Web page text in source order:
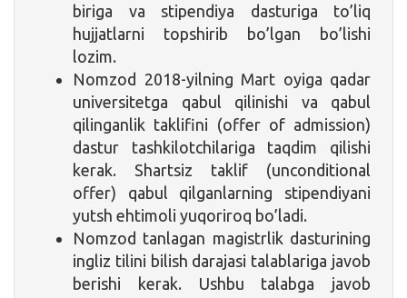
biriga va stipendiya dasturiga to’liq
hujjatlarni topshirib bo’lgan bo’lishi
lozim.
Nomzod 2018-yilning Mart oyiga qadar
universitetga qabul qilinishi va qabul
qilinganlik taklifini (offer of admission)
dastur tashkilotchilariga taqdim qilishi
kerak. Shartsiz taklif (unconditional
offer) qabul qilganlarning stipendiyani
yutsh ehtimoli yuqoriroq bo’ladi.
Nomzod tanlagan magistrlik dasturining
ingliz tilini bilish darajasi talablariga javob
berishi kerak. Ushbu talabga javob